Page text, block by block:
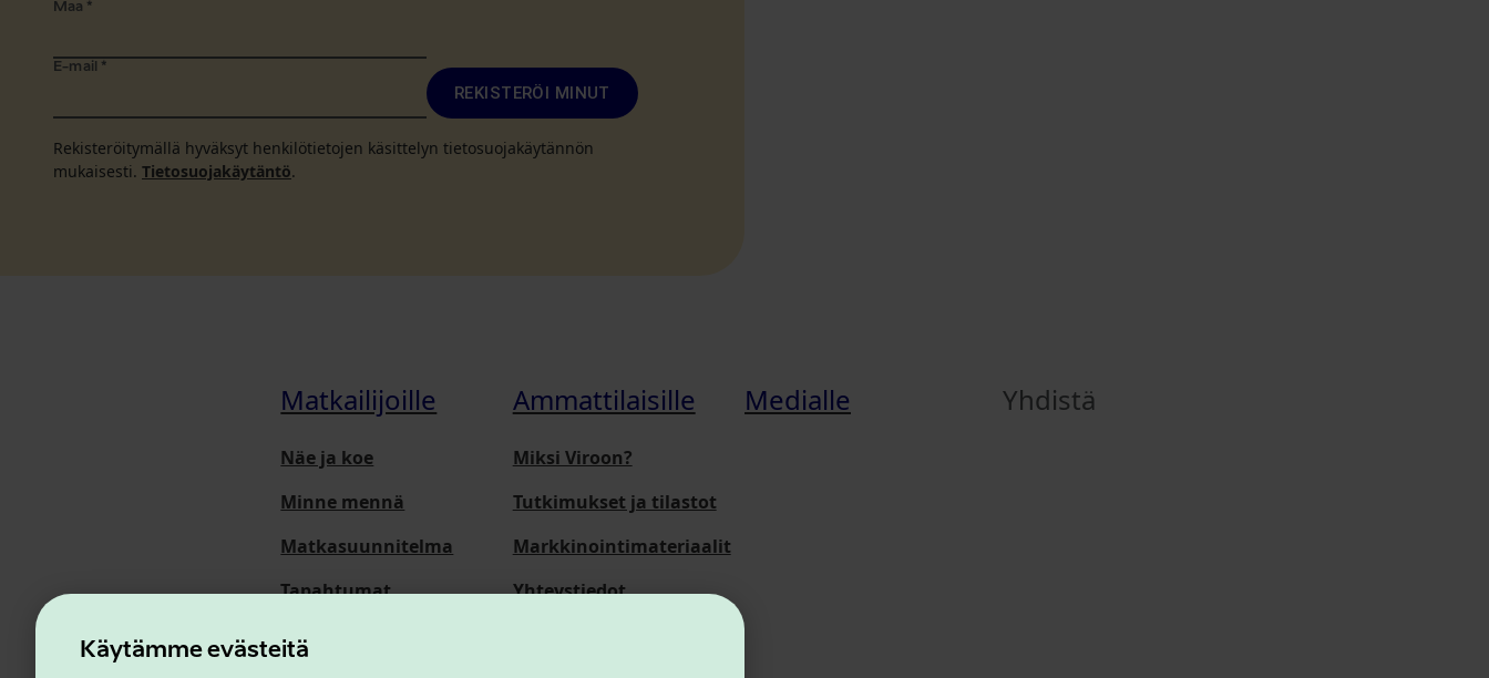
Käytämme evästeitä
Maa *
E-mail *
REKISTERÖI MINUT
Rekisteröitymällä hyväksyt henkilötietojen käsittelyn tietosuojakäytännön
mukaisesti. Tietosuojakäytäntö.
Matkailijoille
Näe ja koe
Minne mennä
Matkasuunnitelma
Tapahtumat
Meistä
Ammattilaisille
Miksi Viroon?
Tutkimukset ja tilastot
Markkinointimateriaalit
Yhteystiedot
Medialle Yhdistä